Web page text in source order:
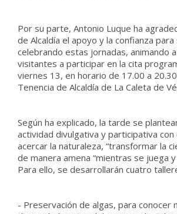
Por su parte, Antonio Luque ha
de Alcaldía el apoyo y la confianza
celebrando estas jornadas, animando
visitantes a participar en la cita
viernes 13, en horario de 17.00 a
Tenencia de Alcaldía de La Caleta de
Según ha explicado, la tarde se
actividad divulgativa y participativa
acercar la naturaleza, “transformar la
de manera amena “mientras se juega
Para ello, se desarrollarán cuatro
- Preservación de algas, para conocer